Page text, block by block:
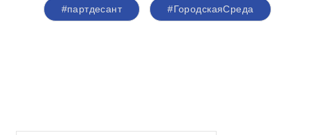
#партдесант #ГородскаяСреда